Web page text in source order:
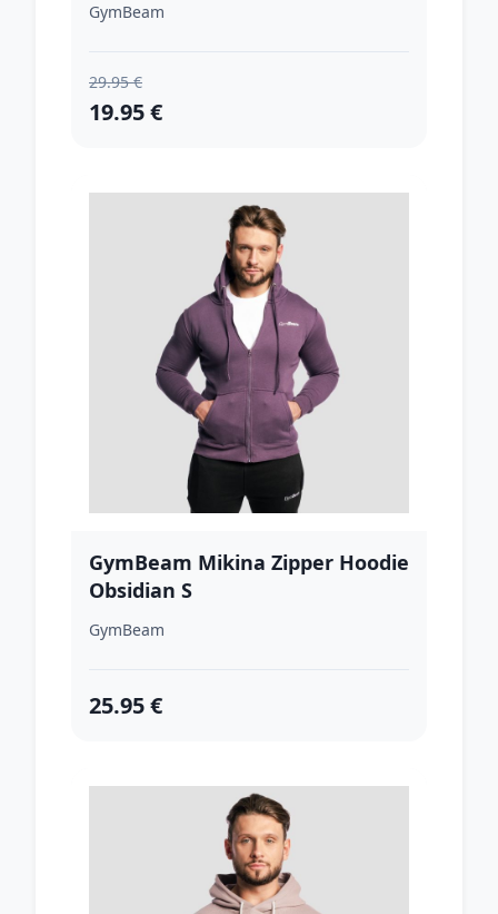
GymBeam
29.95 €
19.95 €
GymBeam Mikina Zipper Hoodie
Obsidian S
GymBeam
25.95 €